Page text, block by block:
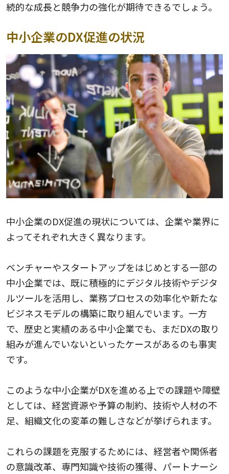
続的な成長と競争力の強化が期待できるでしょう。
中小企業のDX促進の状況
中小企業のDX促進の現状については、企業や業界に
よってそれぞれ大きく異なります。
ベンチャーやスタートアップをはじめとする一部の
中小企業では、既に積極的にデジタル技術やデジタ
ルツールを活用し、業務プロセスの効率化や新たな
ビジネスモデルの構築に取り組んでいます。一方
で、歴史と実績のある中小企業でも、まだDXの取り
組みが進んでいないといったケースがあるのも事実
です。
このような中小企業がDXを進める上での課題や障壁
としては、経営資源や予算の制約、技術や人材の不
足、組織文化の変革の難しさなどが挙げられます。
これらの課題を克服するためには、経営者や関係者
の意識改革、専門知識や技術の獲得、パートナーシ